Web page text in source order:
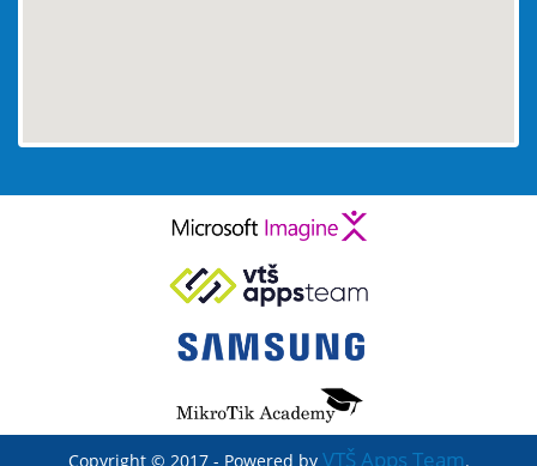
Copyright © 2017 - Powered by VTŠ Apps Team.